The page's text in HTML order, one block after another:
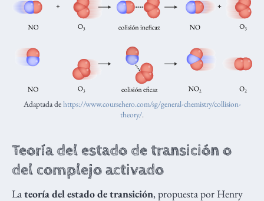
Adaptada dehttps://www.coursehero.com/sg/general-chemistry/collision-
theory/.
Teoría del estado de transición o
del complejo activado
La teoría del estado de transición, propuesta por Henry